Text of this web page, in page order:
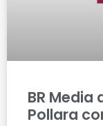
BR
Pollara